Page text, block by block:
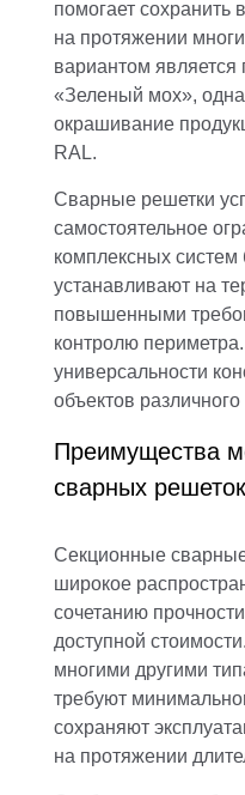
помогает
на протяжении
вариантом является
«Зеленый мох»,
окрашивание
RAL.
Сварные решетки
самостоятельное
комплексных систем
устанавливают на
повышенными
контролю
универсальности
объектов
Преимущества
сварных решеток
Секционные
широкое
сочетанию
доступной
многими другими
требуют
сохраняют
на протяжении